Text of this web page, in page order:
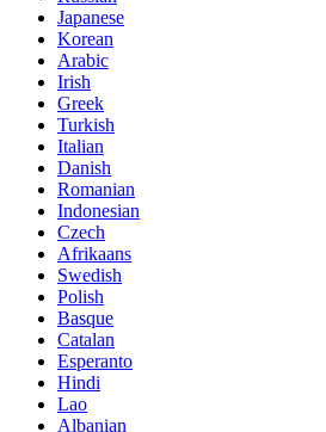
Japanese
Korean
Arabic
Irish
Greek
Turkish
Italian
Danish
Romanian
Indonesian
Czech
Afrikaans
Swedish
Polish
Basque
Catalan
Esperanto
Hindi
Lao
Albanian